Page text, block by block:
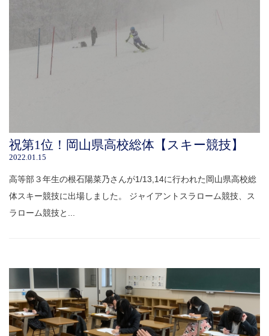
祝第1位！岡山県高校総体【スキー競技】
2022.01.15
高等部３年生の根石陽菜乃さんが1/13,14に行われた岡山県高校総
体スキー競技に出場しました。 ジャイアントスラローム競技、ス
ラローム競技と...